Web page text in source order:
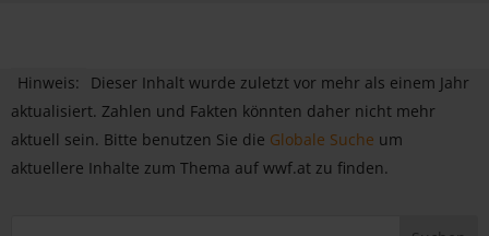
Hinweis:
Dieser Inhalt wurde zuletzt vor mehr als einem Jahr
aktualisiert. Zahlen und Fakten könnten daher nicht mehr
aktuell sein. Bitte benutzen Sie die Globale Suche um
aktuellere Inhalte zum Thema auf wwf.at zu finden.